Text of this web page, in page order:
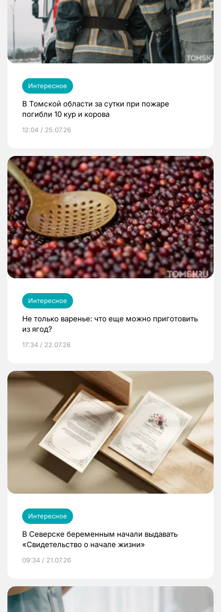
Интересное
В Томской области за сутки при пожаре
погибли 10 кур и корова
12:04 / 25.07.26
Интересное
Не только варенье: что еще можно приготовить
из ягод?
17:34 / 22.07.26
Интересное
В Северске беременным начали выдавать
«Свидетельство о начале жизни»
09:34 / 21.07.26